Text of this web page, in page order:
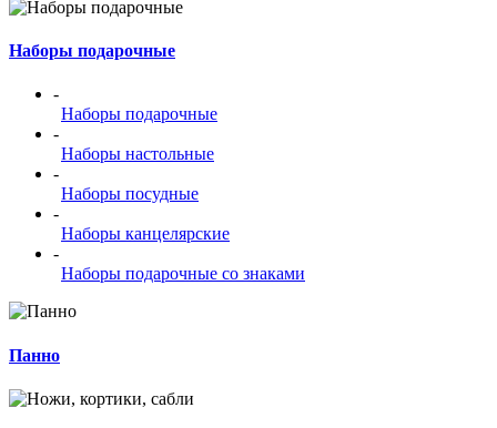
Наборы подарочные
-
Наборы подарочные
-
Наборы настольные
-
Наборы посудные
-
Наборы канцелярские
-
Наборы подарочные со знаками
Панно